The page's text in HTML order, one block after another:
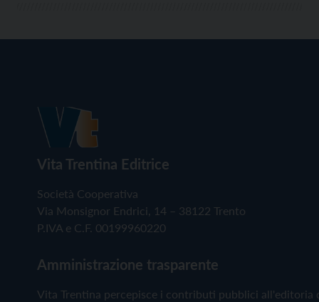
Vita Trentina Editrice
Società Cooperativa
Via Monsignor Endrici, 14 – 38122 Trento
P.IVA e C.F. 00199960220
Amministrazione trasparente
Vita Trentina percepisce i contributi pubblici all'editoria